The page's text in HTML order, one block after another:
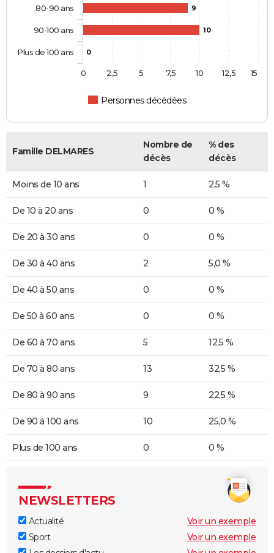
9
10
0
Personnes décédées
80-90 ans
90-100 ans
Plus de 100 ans
0 2,5 5 7,5 10 12,5 15
Famille DELMARES
Nombre de
décès
% des
décès
Moins de 10 ans 1 2,5 %
De 10 à 20 ans 0 0 %
De 20 à 30 ans 0 0 %
De 30 à 40 ans 2 5,0 %
De 40 à 50 ans 0 0 %
De 50 à 60 ans 0 0 %
De 60 à 70 ans 5 12,5 %
De 70 à 80 ans 13 32,5 %
De 80 à 90 ans 9 22,5 %
De 90 à 100 ans 10 25,0 %
Plus de 100 ans 0 0 %
NEWSLETTERS
Actualité
Voir un exemple
Sport
Voir un exemple